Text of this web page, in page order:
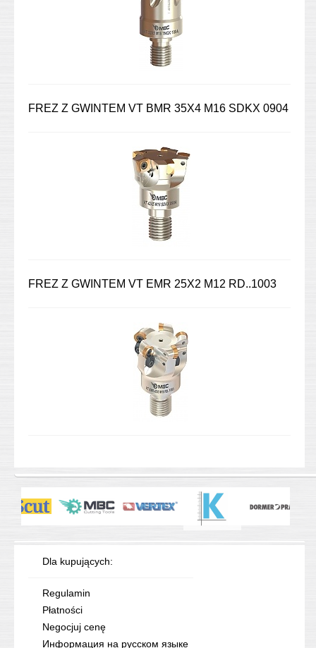
FREZ Z GWINTEM VT BMR 35X4 M16 SDKX 0904
FREZ Z GWINTEM VT EMR 25X2 M12 RD..1003
Dla kupujących:
Regulamin
Płatności
Negocjuj cenę
Информация на русском языке